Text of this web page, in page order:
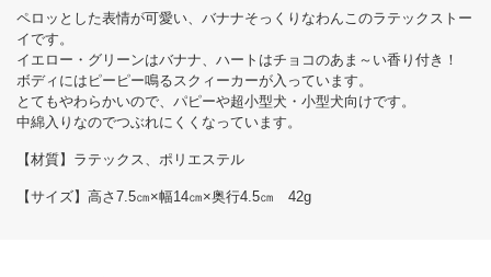
ペロッとした表情が可愛い、バナナそっくりなわんこのラテックストー
イです。
イエロー・グリーンはバナナ、ハートはチョコのあま～い香り付き！
ボディにはピーピー鳴るスクィーカーが入っています。
とてもやわらかいので、パピーや超小型犬・小型犬向けです。
中綿入りなのでつぶれにくくなっています。
【材質】ラテックス、ポリエステル
【サイズ】高さ7.5㎝×幅14㎝×奥行4.5㎝ 42g